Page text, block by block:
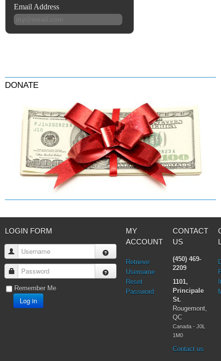
DONATE
LOGIN FORM
Username
Password
Remember Me
Log in
MY
ACCOUNT
Retrieve
Username
Reset
Password
CONTACT
US
(450) 469-
2209
1101,
Principale
St.
Rougemont,
QC
Canada - J0L
1M0
Contact us